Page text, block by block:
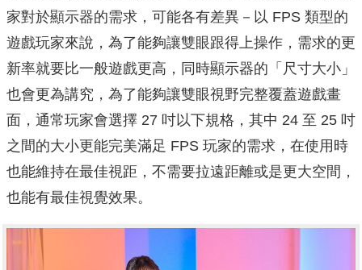
家對於顯示器的需求，可能各有差異－以 FPS 類型的
遊戲玩家來說，為了能夠讓雙眼跟得上操作，需求的更
新率就要比一般遊戲更高，同時顯示器的「尺寸大小」
也會更為講究，為了能夠讓雙眼視野完整覆蓋遊戲畫
面，通常玩家會選擇 27 吋以下規格，其中 24 至 25 吋
之間的大小更能完美滿足 FPS 玩家的需求，在使用時
也能維持在最佳視距，不需要拉遠距離或是更大空間，
也能有最佳視覺效果。